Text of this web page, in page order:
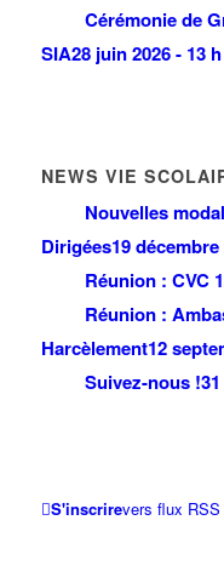
Cérémonie de
SIA28 juin 2026 - 13
NEWS VIE
Nouvelles
Dirigées19 décembre
Réunion : CVC
Réunion :
Harcèlement12
Suivez-nous !
S'inscrirevers flux RSS